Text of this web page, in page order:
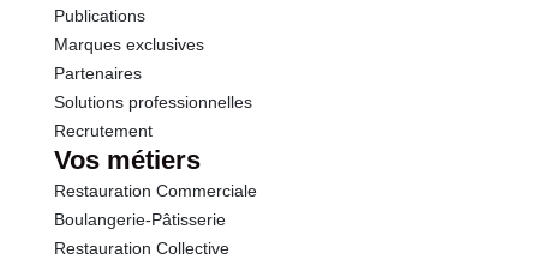
Publications
Marques exclusives
Partenaires
Solutions professionnelles
Recrutement
Vos métiers
Restauration Commerciale
Boulangerie-Pâtisserie
Restauration Collective